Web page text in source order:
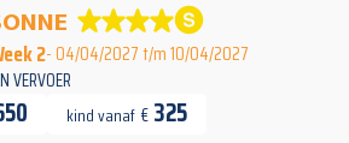
2- 04/04/2027 t/m 10/04/2027
VERVOER
kind vanaf € 325